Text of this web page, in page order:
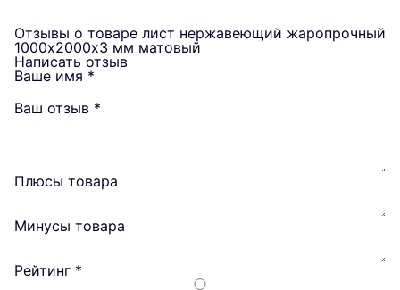
Отзывы о товаре лист нержавеющий жаропрочный
1000х2000х3 мм матовый
Написать отзыв
Ваше имя *
Ваш отзыв *
Плюсы товара
Минусы товара
Рейтинг *